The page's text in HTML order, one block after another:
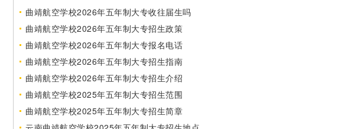
曲靖航空学校2026年五年制大专收往届生吗
曲靖航空学校2026年五年制大专招生政策
曲靖航空学校2026年五年制大专报名电话
曲靖航空学校2026年五年制大专招生指南
曲靖航空学校2026年五年制大专招生介绍
曲靖航空学校2025年五年制大专招生范围
曲靖航空学校2025年五年制大专招生简章